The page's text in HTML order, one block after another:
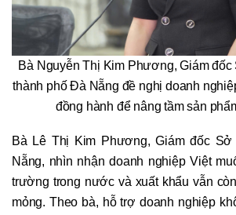
Bà Nguyễn Thị Kim Phương, Giám
thành phố Đà Nẵng đề nghị doanh
đồng hành để nâng tầm sản
Bà Lê Thị Kim Phương, Giám đốc
Nẵng, nhìn nhận doanh nghiệp Việt
trường trong nước và xuất khẩu vẫn
mỏng. Theo bà, hỗ trợ doanh nghiệp